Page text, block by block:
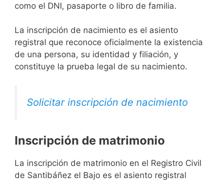
como el DNI, pasaporte o libro de familia.
La inscripción de nacimiento es el asiento
registral que reconoce oficialmente la existencia
de una persona, su identidad y filiación, y
constituye la prueba legal de su nacimiento.
Solicitar inscripción de nacimiento
Inscripción de matrimonio
La inscripción de matrimonio en el Registro Civil
de Santibáñez el Bajo es el asiento registral